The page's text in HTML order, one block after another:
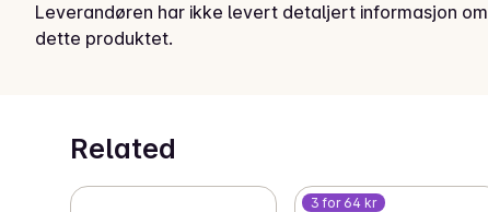
Leverandøren har ikke levert detaljert informasjon om
dette produktet.
Related
3 for 64 kr